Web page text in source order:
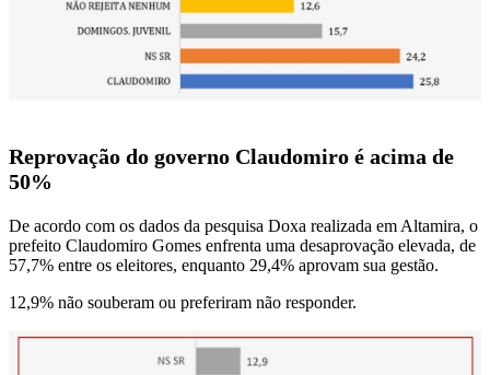
Reprovação do governo Claudomiro é acima de
50%
De acordo com os dados da pesquisa Doxa realizada em Altamira, o
prefeito Claudomiro Gomes enfrenta uma desaprovação elevada, de
57,7% entre os eleitores, enquanto 29,4% aprovam sua gestão.
12,9% não souberam ou preferiram não responder.